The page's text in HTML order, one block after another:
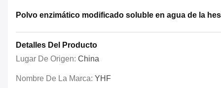
Polvo enzimático modificado soluble en agua de la
Detalles Del Producto
Lugar De Origen: China
Nombre De La Marca: YHF